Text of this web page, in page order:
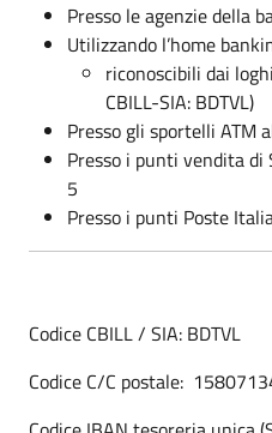
Presso le agenzie della
Utilizzando l’home
riconoscibili dai
CBILL-SIA: BDTVL)
Presso gli sportelli ATM
Presso i punti vendita di
5
Presso i punti Poste
Codice CBILL / SIA: BDTVL
Codice C/C postale: